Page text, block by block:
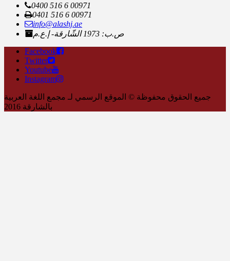
0400 516 6 00971
0401 516 6 00971
info@alashj.ae
ص.ب: 1973 الشّارقة- إ.ع.م
Facebook
Twitter
Youtube
Instagram
جميع الحقوق محفوظة © الموقع الرسمي لـ مجمع اللغة العربية
بالشارقة 2016